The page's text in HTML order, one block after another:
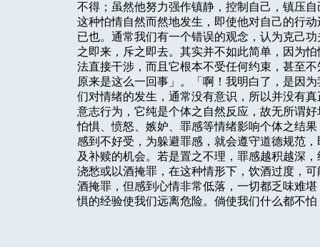
不得；虽然他努力强作镇静，控制自己，镇压
这种怕情自然而然地发生，即使他对自己的行
已也。通常我们有一个错误的观念，认为克己
之即来，斥之即去。其实并不如此简单，因为
法直接干涉，而且它根本不受任何约束，甚至
原来是这么一回事」。「啊！我明白了，是因
们对情绪的发生，通常没有意识，所以并没有
意志行为，它纯是个体之自然反应，故无所谓
怕惧、愤怒、嫉妒、罪感等情绪影响个体之结
感到不好受，为躲避罪感，就会遵守道德规范
及补赎的机会。若是置之不理，罪感越积越深
浇愁或以酒掩罪，在这种情形下，饮酒过度，
酒掩罪，但感到心情非常低落，一切都乏味难
惧的经验使我们远离危险。倘使我们什么都不